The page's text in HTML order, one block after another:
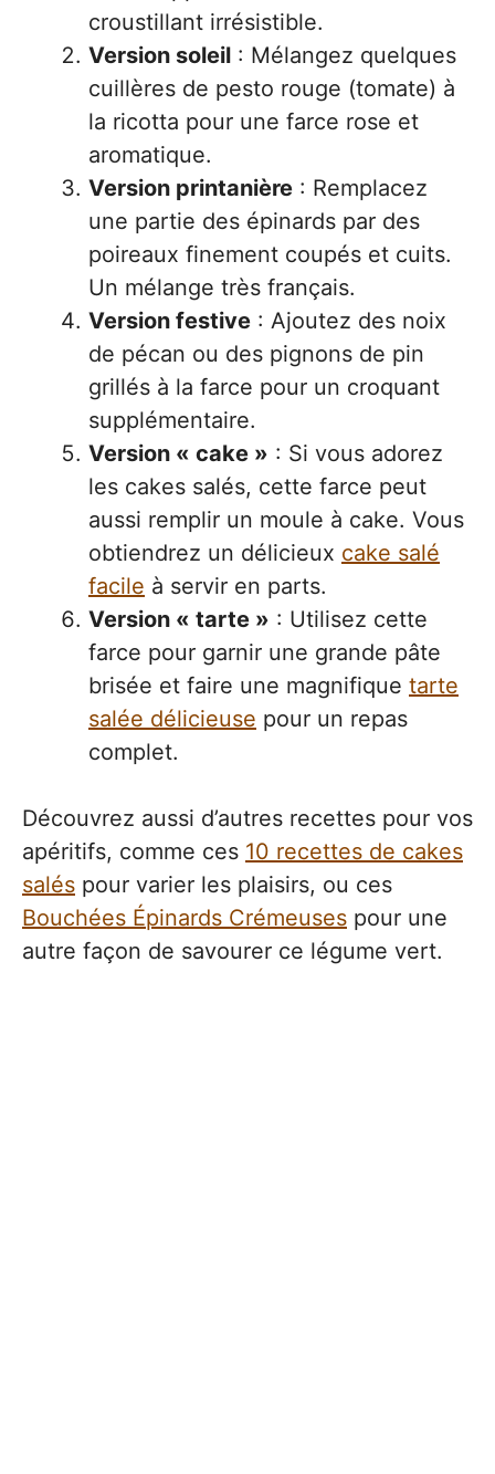
croustillant irrésistible.
Version soleil : Mélangez quelques
cuillères de pesto rouge (tomate) à
la ricotta pour une farce rose et
aromatique.
Version printanière : Remplacez
une partie des épinards par des
poireaux finement coupés et cuits.
Un mélange très français.
Version festive : Ajoutez des noix
de pécan ou des pignons de pin
grillés à la farce pour un croquant
supplémentaire.
Version « cake » : Si vous adorez
les cakes salés, cette farce peut
aussi remplir un moule à cake. Vous
obtiendrez un délicieux cake salé
facile à servir en parts.
Version « tarte » : Utilisez cette
farce pour garnir une grande pâte
brisée et faire une magnifique tarte
salée délicieuse pour un repas
complet.
Découvrez aussi d’autres recettes pour vos
apéritifs, comme ces 10 recettes de cakes
salés pour varier les plaisirs, ou ces
Bouchées Épinards Crémeuses pour une
autre façon de savourer ce légume vert.